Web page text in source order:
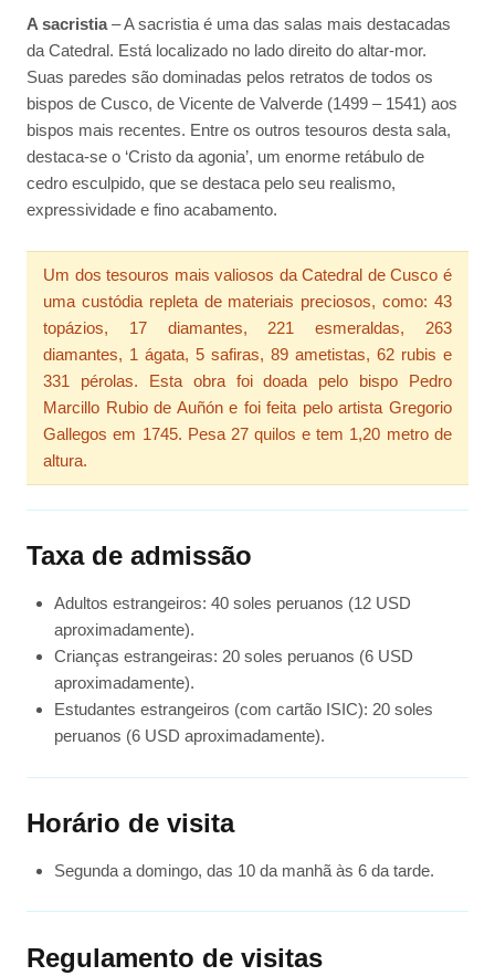
A sacristia– A sacristia é uma das salas mais destacadas
da Catedral. Está localizado no lado direito do altar-mor.
Suas paredes são dominadas pelos retratos de todos os
bispos de Cusco, de Vicente de Valverde (1499 – 1541) aos
bispos mais recentes. Entre os outros tesouros desta sala,
destaca-se o ‘Cristo da agonia’, um enorme retábulo de
cedro esculpido, que se destaca pelo seu realismo,
expressividade e fino acabamento.
Um dos tesouros mais valiosos da Catedral de Cusco é
uma custódia repleta de materiais preciosos, como: 43
topázios, 17 diamantes, 221 esmeraldas, 263
diamantes, 1 ágata, 5 safiras, 89 ametistas, 62 rubis e
331 pérolas. Esta obra foi doada pelo bispo Pedro
Marcillo Rubio de Auñón e foi feita pelo artista Gregorio
Gallegos em 1745. Pesa 27 quilos e tem 1,20 metro de
altura.
Taxa de admissão
Adultos estrangeiros: 40 soles peruanos (12 USD
aproximadamente).
Crianças estrangeiras: 20 soles peruanos (6 USD
aproximadamente).
Estudantes estrangeiros (com cartão ISIC): 20 soles
peruanos (6 USD aproximadamente).
Horário de visita
Segunda a domingo, das 10 da manhã às 6 da tarde.
Regulamento de visitas